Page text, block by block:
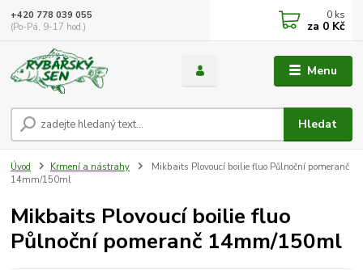
Menu
Hledat
+420 778 039 055
(Po-Pá, 9-17 hod.)
0 ks
za 0 Kč
Úvod Krmení a nástrahy
Mikbaits Plovoucí boilie fluo Půlnoční pomeranč
14mm/150ml
Mikbaits Plovoucí boilie fluo
Půlnoční pomeranč 14mm/150ml